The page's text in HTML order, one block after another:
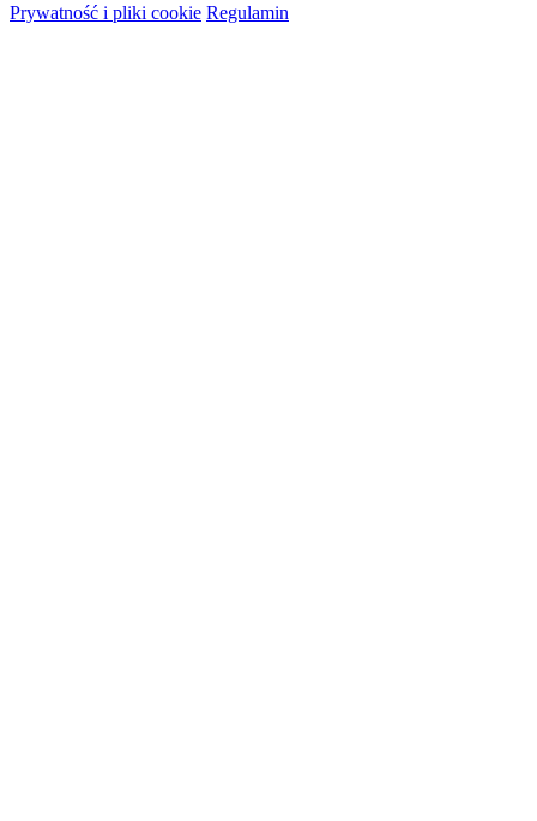
Prywatność i pliki cookie Regulamin